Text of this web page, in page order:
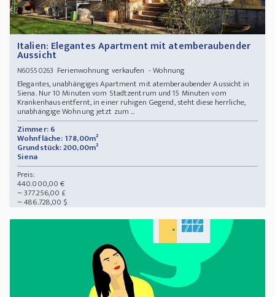
Italien: Elegantes Apartment mit atemberaubender
Aussicht
N60550263 Ferienwohnung verkaufen - Wohnung
Elegantes, unabhängiges Apartment mit atemberaubender Aussicht in
Siena. Nur 10 Minuten vom Stadtzentrum und 15 Minuten vom
Krankenhaus entfernt, in einer ruhigen Gegend, steht diese herrliche,
unabhängige Wohnung jetzt zum ...
Zimmer: 6
Wohnfläche: 178,00m²
Grundstück: 200,00m²
Siena
Preis:
440.000,00 €
~ 377.256,00 £
~ 486.728,00 $